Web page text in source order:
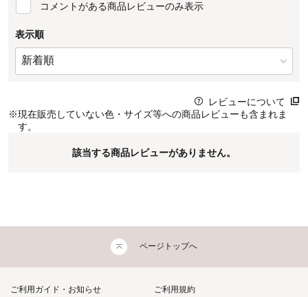
コメントがある商品レビューのみ表示
表示順
レビューについて
※現在販売していない色・サイズ等への商品レビューも含まれま
す。
該当する商品レビューがありません。
ページトップへ
ご利用ガイド・お知らせ ご利用規約